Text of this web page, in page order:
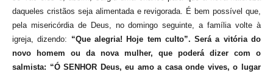
daqueles cristãos seja alimentada e revigorada. É bem possível que,
pela misericórdia de Deus, no domingo seguinte, a família volte à
igreja, dizendo: “Que alegria! Hoje tem culto”. Será a vitória do
novo homem ou da nova mulher, que poderá dizer com o
salmista: “Ó SENHOR Deus, eu amo a casa onde vives, o lugar